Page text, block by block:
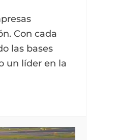
Con cada
las bases
un líder en la